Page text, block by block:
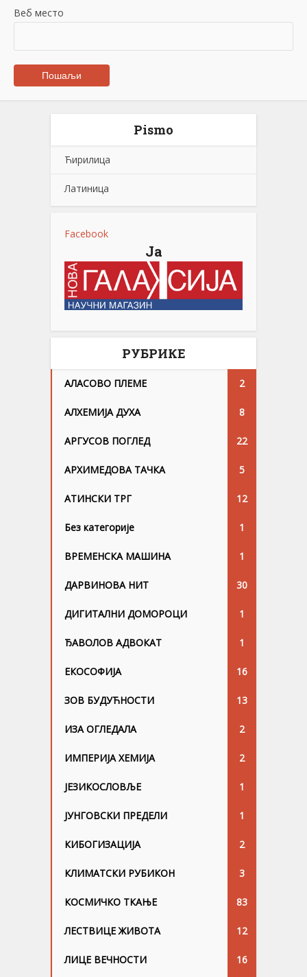
Веб место
Pismo
Ћирилица
Латиница
Facebook
Ја
РУБРИКЕ
АЛАСОВО ПЛЕМЕ 2
АЛХЕМИЈА ДУХА 8
АРГУСОВ ПОГЛЕД 22
АРХИМЕДОВА ТАЧКА 5
АТИНСКИ ТРГ 12
Без категорије 1
ВРЕМЕНСКА МАШИНА 1
ДАРВИНОВА НИТ 30
ДИГИТАЛНИ ДОМОРОЦИ 1
ЂАВОЛОВ АДВОКАТ 1
ЕКОСОФИЈА 16
ЗОВ БУДУЋНОСТИ 13
ИЗА ОГЛЕДАЛА 2
ИМПЕРИЈА ХЕМИЈА 2
ЈЕЗИКОСЛОВЉЕ 1
ЈУНГОВСKИ ПРЕДЕЛИ 1
КИБОГИЗАЦИЈА 2
КЛИМАТСКИ РУБИКОН 3
КОСМИЧКО ТКАЊЕ 83
ЛЕСТВИЦЕ ЖИВОТА 12
ЛИЦЕ ВЕЧНОСТИ 16